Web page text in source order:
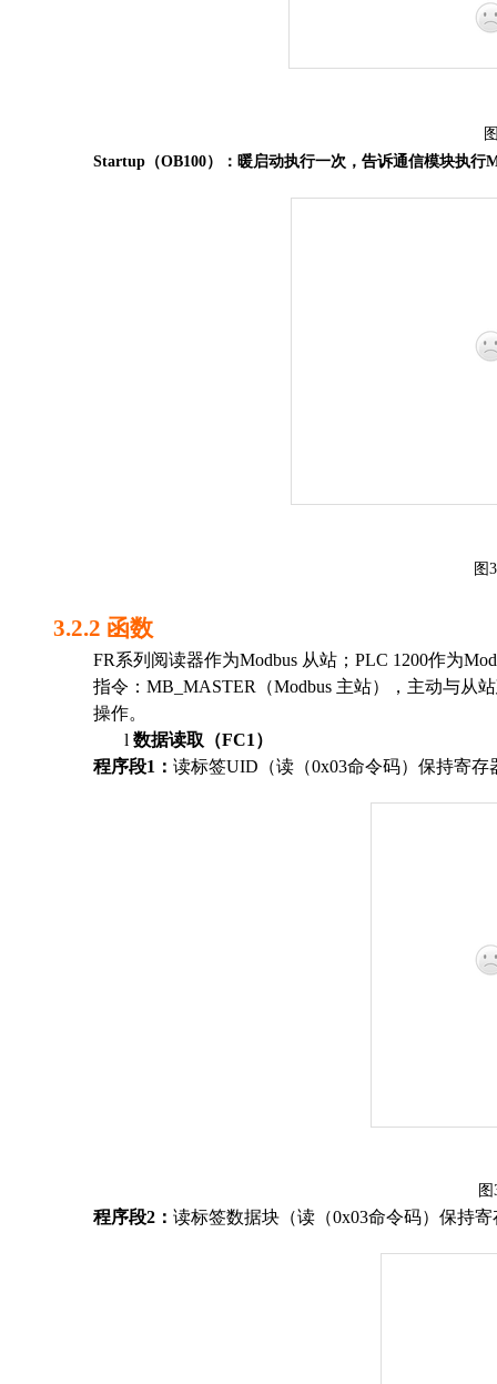
Startup （OB100）： 暖启动执行一次 ， 告诉通信模块执行
图
3.2.2 函数
FR系列阅读器作为Modbus 从站 ； PLC 1200作为
指令 ： MB_ MASTER （Modbus 主站），主动与从站
操作。
l 数据读取（FC1 ）
程序段1 ： 读标签UID （读 （0x03命令码） 保持寄存
图
程序段2 ： 读标签数据块（读 （0x03命令码） 保持寄